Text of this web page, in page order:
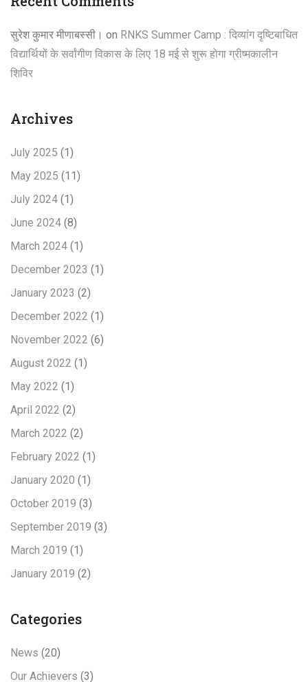
सुरेश कुमार मीणाबस्सी। on RNKS Summer Camp : दिव्यांग दृष्टिबाधित
विद्यार्थियों के सर्वांगीण विकास के लिए 18 मई से शुरू होगा ग्रीष्मकालीन
शिविर
Archives
July 2025 (1)
May 2025 (11)
July 2024 (1)
June 2024 (8)
March 2024 (1)
December 2023 (1)
January 2023 (2)
December 2022 (1)
November 2022 (6)
August 2022 (1)
May 2022 (1)
April 2022 (2)
March 2022 (2)
February 2022 (1)
January 2020 (1)
October 2019 (3)
September 2019 (3)
March 2019 (1)
January 2019 (2)
Categories
News (20)
Our Achievers (3)